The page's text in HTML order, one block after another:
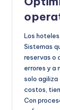
Los
Sistemas
reservas o
errores y a
solo agiliza
costos,
Con